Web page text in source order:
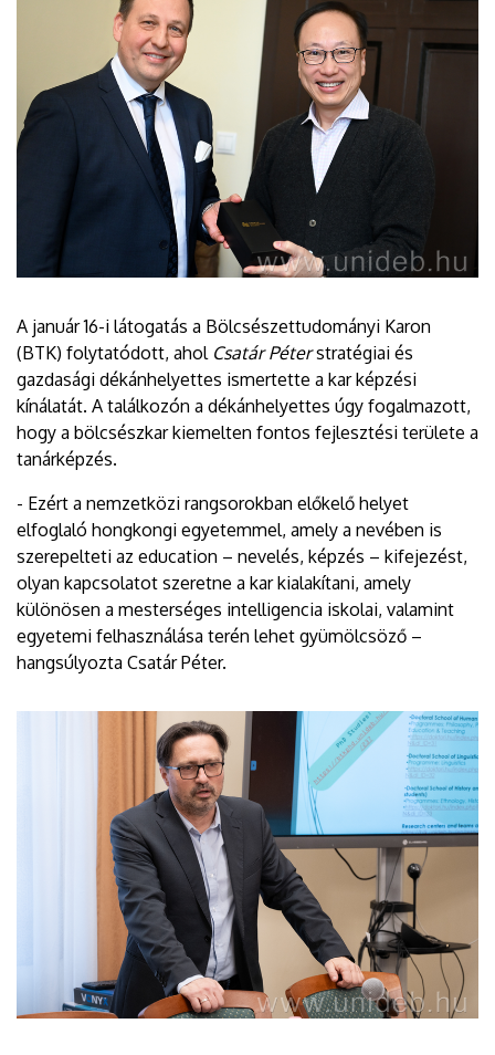
A január 16-i látogatás a Bölcsészettudományi Karon
(BTK) folytatódott, ahol Csatár Péterstratégiai és
gazdasági dékánhelyettes ismertette a kar képzési
kínálatát. A találkozón a dékánhelyettes úgy fogalmazott,
hogy a bölcsészkar kiemelten fontos fejlesztési területe a
tanárképzés.
- Ezért a nemzetközi rangsorokban előkelő helyet
elfoglaló hongkongi egyetemmel, amely a nevében is
szerepelteti az education – nevelés, képzés – kifejezést,
olyan kapcsolatot szeretne a kar kialakítani, amely
különösen a mesterséges intelligencia iskolai, valamint
egyetemi felhasználása terén lehet gyümölcsöző –
hangsúlyozta Csatár Péter.